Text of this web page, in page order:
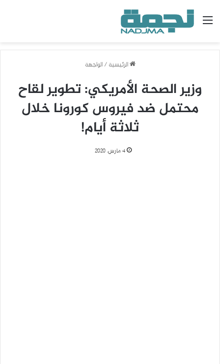
القائمة
الرئيسية / الواجهة
وزير الصحة الأمريكي: تطوير لقاح
محتمل ضد فيروس كورونا خلال
ثلاثة أيام!
4 مارس، 2020